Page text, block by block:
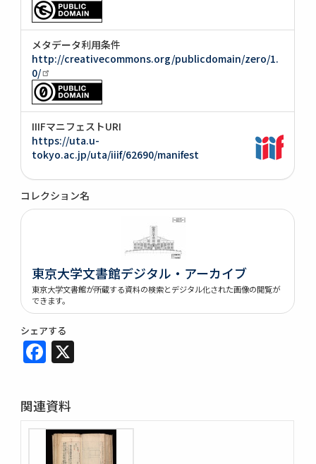
メタデータ利用条件
http://creativecommons.org/publicdomain/zero/1.
0/
IIIFマニフェストURI
https://uta.u-
tokyo.ac.jp/uta/iiif/62690/manifest
コレクション名
東京大学文書館デジタル・アーカイブ
東京大学文書館が所蔵する資料の検索とデジタル化された画像の閲覧が
できます。
シェアする
Facebook
関連資料